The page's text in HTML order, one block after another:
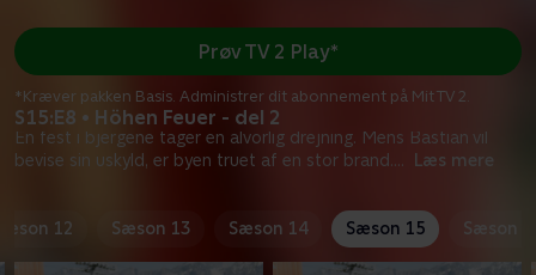
S15:E8 • Höhen Feuer - del 2
En fest i bjergene tager en alvorlig drejning. Mens Bastian vil
bevise sin uskyld, er byen truet af en stor brand.... Læs mere
Prøv TV 2 Play*
*Kræver pakken Basis. Administrer dit abonnement på Mit TV 2.
12 Sæson 13 Sæson 14 Sæson 15 Sæson